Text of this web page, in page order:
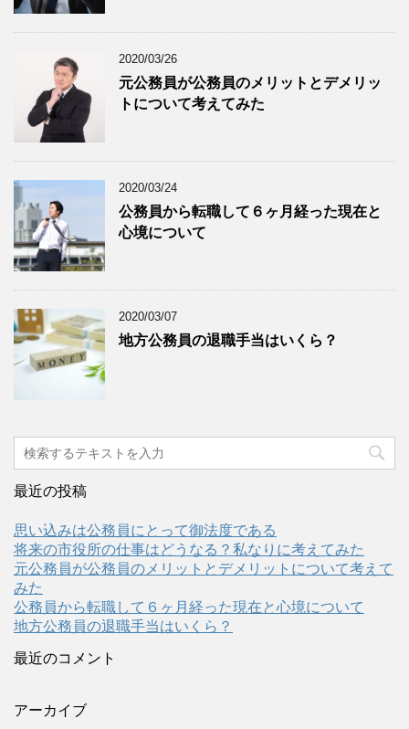
2020/03/26
元公務員が公務員のメリットとデメリッ
トについて考えてみた
2020/03/24
公務員から転職して６ヶ月経った現在と
心境について
2020/03/07
地方公務員の退職手当はいくら？
最近の投稿
思い込みは公務員にとって御法度である
将来の市役所の仕事はどうなる？私なりに考えてみた
元公務員が公務員のメリットとデメリットについて考えて
みた
公務員から転職して６ヶ月経った現在と心境について
地方公務員の退職手当はいくら？
最近のコメント
アーカイブ